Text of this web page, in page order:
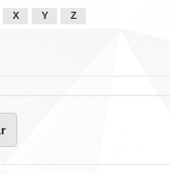
X Y Z